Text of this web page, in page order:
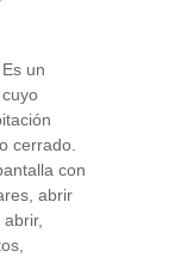
Es un
cerrado.
con
abrir